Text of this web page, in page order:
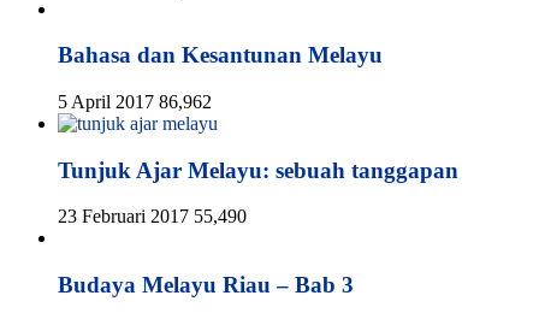
Bahasa dan Kesantunan Melayu
5 April 2017 86,962
Tunjuk Ajar Melayu: sebuah tanggapan
23 Februari 2017 55,490
Budaya Melayu Riau – Bab 3